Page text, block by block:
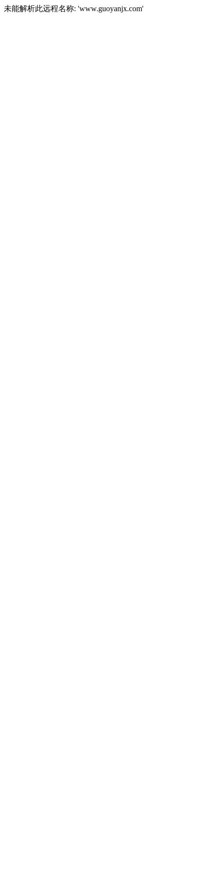
未能解析此远程名称: 'www.guoyanjx.com'